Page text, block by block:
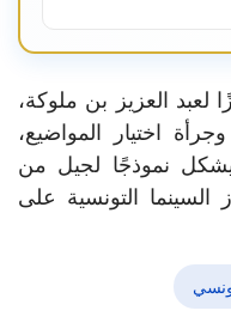
لعبد العزيز بن ملوكة،
اختيار المواضيع،
ليشكل نموذجًا لجيل من
السينما التونسية على